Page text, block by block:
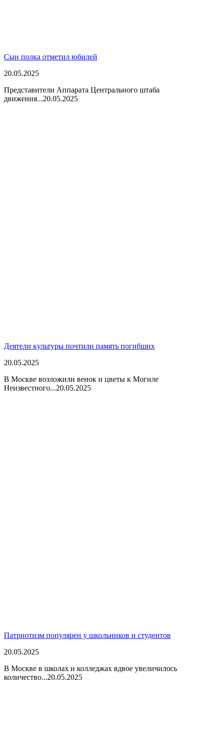
Сын полка отметил юбилей
20.05.2025
Представители Аппарата Центрального штаба
движения...20.05.2025
Деятели культуры почтили память погибших
20.05.2025
В Москве возложили венок и цветы к Могиле
Неизвестного...20.05.2025
Патриотизм популярен у школьников и студентов
20.05.2025
В Москве в школах и колледжах вдвое увеличилось
количество...20.05.2025